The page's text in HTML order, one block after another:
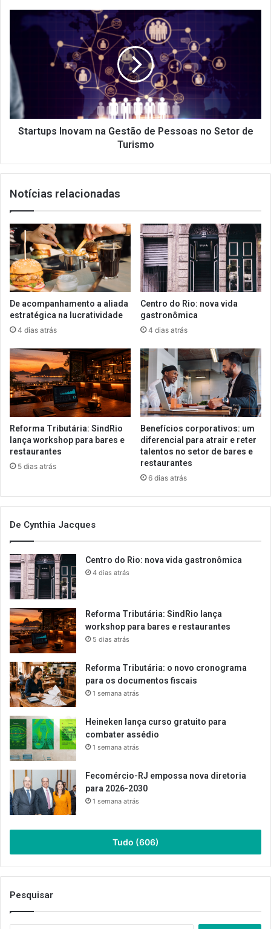
brasileiros
Startups
Inovam
Gestão
de
Pessoas
Setor
de
Turismo
Startups Inovam na Gestão de Pessoas no Setor de
Turismo
Notícias relacionadas
De acompanhamento a aliada
estratégica na lucratividade
4 dias atrás
Centro do Rio: nova vida
gastronômica
4 dias atrás
Reforma Tributária: SindRio
lança workshop para bares e
restaurantes
5 dias atrás
Benefícios corporativos: um
diferencial para atrair e reter
talentos no setor de bares e
restaurantes
6 dias atrás
De Cynthia Jacques
Centro do Rio: nova vida gastronômica
4 dias atrás
Reforma Tributária: SindRio lança
workshop para bares e restaurantes
5 dias atrás
Reforma Tributária: o novo cronograma
para os documentos fiscais
1 semana atrás
Heineken lança curso gratuito para
combater assédio
1 semana atrás
Fecomércio-RJ empossa nova diretoria
para 2026-2030
1 semana atrás
Tudo (606)
Pesquisar